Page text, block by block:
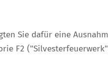
Sie dafür eine
F2